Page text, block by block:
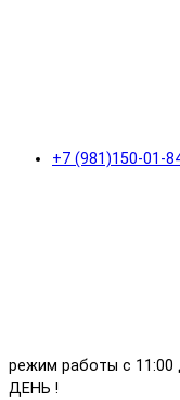
+7 (981)150-01-
режим работы с
ДЕНЬ !